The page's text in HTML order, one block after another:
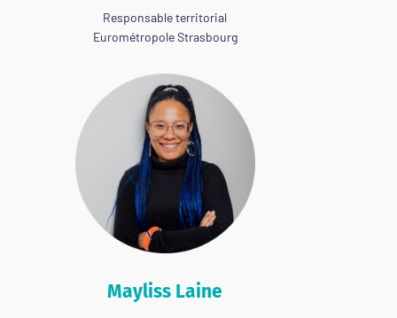
Responsable territorial
Eurométropole Strasbourg
Mayliss Laine